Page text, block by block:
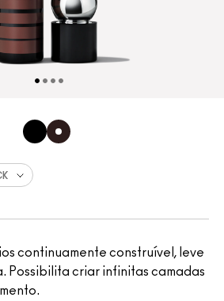
continuamente construível, leve
Possibilita criar infinitas camadas